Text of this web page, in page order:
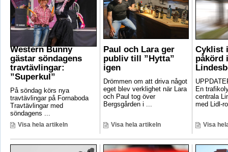
Western Bunny
gästar söndagens
travtävlingar:
”Superkul”
På söndag körs nya
travtävlingar på Fornaboda
Travtävlingar med
söndagens ...
Visa hela artikeln
Paul och Lara ger
publiv till ”Hytta”
igen
Drömmen om att driva något
eget blev verklighet när Lara
och Paul tog över
Bergsgården i ...
Visa hela artikeln
Cyklist
påkörd
En
centrala
med Lidl-
Visa